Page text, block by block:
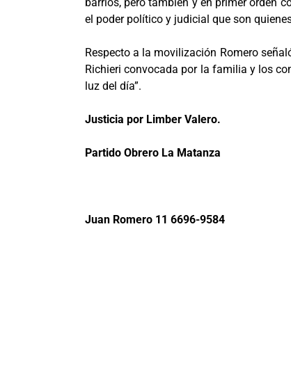
el poder político y judicial que son
Respecto a la movilización Romero
Richieri convocada por la familia y los
luz del día”.
Justicia por Limber Valero.
Partido Obrero La Matanza
Juan Romero 11 6696-9584